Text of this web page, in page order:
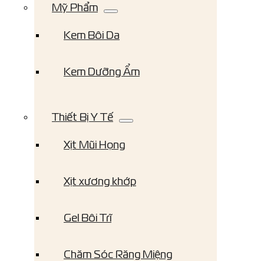
Mỹ Phẩm
Kem Bôi Da
Kem Dưỡng Ẩm
Thiết Bị Y Tế
Xịt Mũi Họng
Xịt xương khớp
Gel Bôi Trĩ
Chăm Sóc Răng Miệng